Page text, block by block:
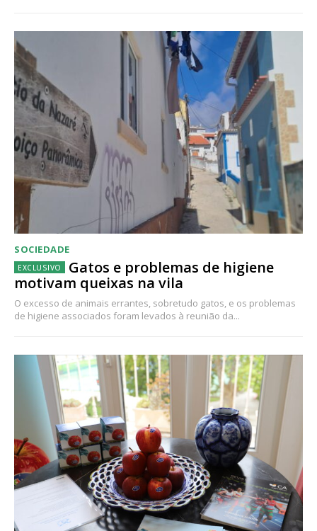
SOCIEDADE
Gatos e problemas de higiene
motivam queixas na vila
O excesso de animais errantes, sobretudo gatos, e os problemas
de higiene associados foram levados à reunião da...